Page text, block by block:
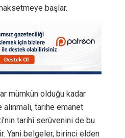
başlar.
mümkün olduğu kadar
tarihe emanet
tarihî serüvenini de bu
Yani belgeler, birinci elden